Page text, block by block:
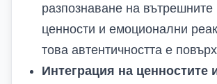
разпознаване на
ценности и емоционални
това автентичността е
Интеграция на ценностите